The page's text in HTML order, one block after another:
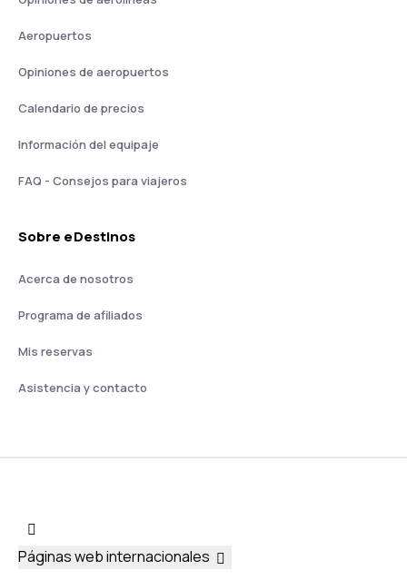
Aeropuertos
Opiniones de aeropuertos
Calendario de precios
Información del equipaje
FAQ - Consejos para viajeros
Sobre eDestinos
Acerca de nosotros
Programa de afiliados
Mis reservas
Asistencia y contacto
Páginas web internacionales